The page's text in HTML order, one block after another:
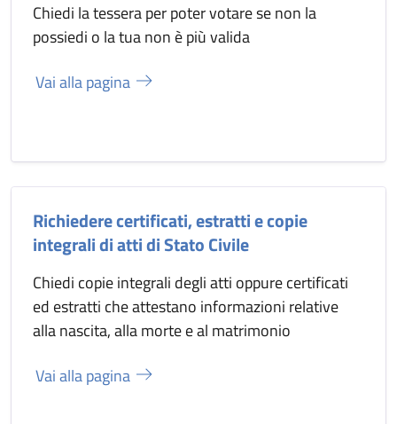
Chiedi la tessera per poter votare se non la
possiedi o la tua non è più valida
Vai alla pagina
Richiedere certificati, estratti e copie
integrali di atti di Stato Civile
Chiedi copie integrali degli atti oppure certificati
ed estratti che attestano informazioni relative
alla nascita, alla morte e al matrimonio
Vai alla pagina